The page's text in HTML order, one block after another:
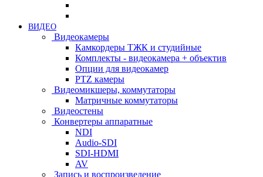
ВИДЕО
Видеокамеры
Камкордеры ТЖК и студийные
Комплекты - видеокамера + объектив
Опции для видеокамер
PTZ камеры
Видеомикшеры, коммутаторы
Матричные коммутаторы
Видеостены
Конвертеры аппаратные
NDI
Audio-SDI
SDI-HDMI
AV
Запись и воспроизведение